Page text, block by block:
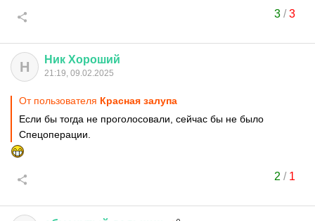
3/3
Н Ник Хороший
21:19, 09.02.2025
От пользователя Красная залупа
Если бы тогда не проголосовали, сейчас бы не было
Спецоперации.
2 / 1